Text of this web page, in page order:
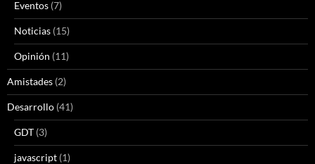
Eventos (7)
Noticias (15)
Opinión (11)
Amistades (2)
Desarrollo (41)
GDT (3)
javascript (1)